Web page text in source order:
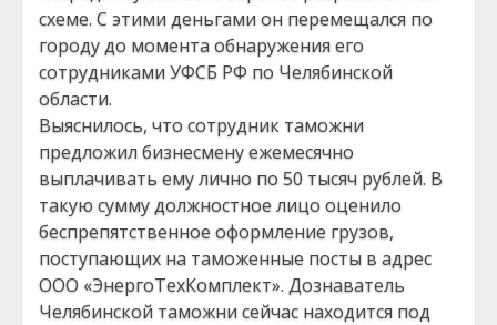
схеме. С этими деньгами он перемещался по
городу до момента обнаружения его
сотрудниками УФСБ РФ по Челябинской
области.
Выяснилось, что сотрудник таможни
предложил бизнесмену ежемесячно
выплачивать ему лично по 50 тысяч рублей. В
такую сумму должностное лицо оценило
беспрепятственное оформление грузов,
поступающих на таможенные посты в адрес
ООО «ЭнергоТехКомплект». Дознаватель
Челябинской таможни сейчас находится под